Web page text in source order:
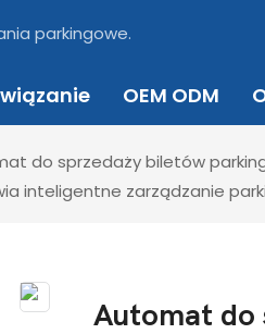
parkingowe.
OEM ODM
do sprzedaży biletów
inteligentne zarządzanie
Automat do